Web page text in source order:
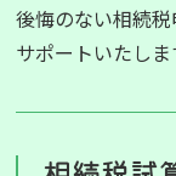
後悔のない相続
サポートいたしま